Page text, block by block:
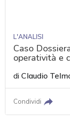
L'ANALISI
Caso
operatività e
diClaudio
Condividi